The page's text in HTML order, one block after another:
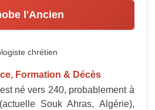
l'Ancien
chrétien
Formation & Décès
né vers 240, probablement à
Souk Ahras, Algérie),